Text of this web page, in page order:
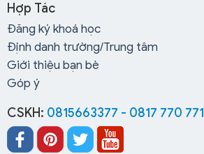
Hợp Tác
Đăng ký khoá học
Định danh trường/Trung tâm
Giới thiệu bạn bè
Góp ý
CSKH: 0815663377 - 0817 770 771